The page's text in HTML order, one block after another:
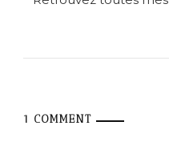
1 COMMENT